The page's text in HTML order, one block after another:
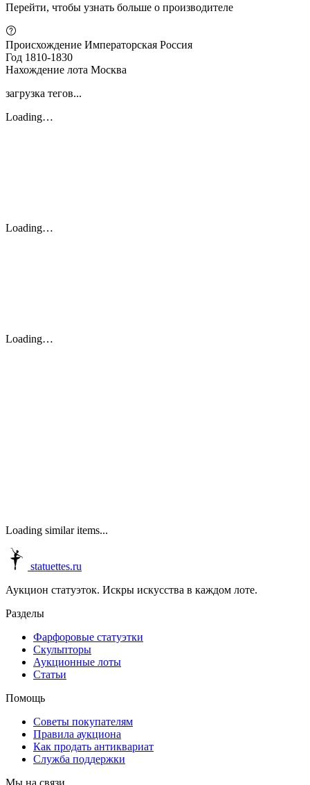
Перейти, чтобы узнать больше о производителе
Происхождение Императорская Россия
Год 1810-1830
Нахождение лота Москва
загрузка тегов...
Loading…
Loading…
Loading…
Loading similar items...
statuettes.ru
Аукцион статуэток. Искры искусства в каждом лоте.
Разделы
Фарфоровые статуэтки
Скульпторы
Аукционные лоты
Статьи
Помощь
Советы покупателям
Правила аукциона
Как продать антиквариат
Служба поддержки
Мы на связи